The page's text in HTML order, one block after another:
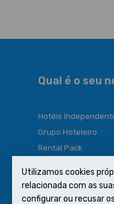
Qual é o seu
Hotéis
Grupo Hoteleiro
Rental Pack
Soluções
Utilizamos cookies
relacionada com as
configurar ou recusar